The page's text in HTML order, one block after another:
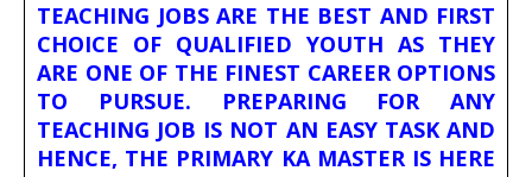
TEACHING JOBS ARE THE BEST AND FIRST
CHOICE OF QUALIFIED YOUTH AS THEY
ARE ONE OF THE FINEST CAREER OPTIONS
TO PURSUE. PREPARING FOR ANY
TEACHING JOB IS NOT AN EASY TASK AND
HENCE, THE PRIMARY KA MASTER IS HERE